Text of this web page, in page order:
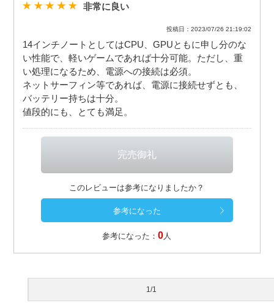
非常に良い
投稿日：2023/07/26 21:19:02
14インチノートとしてはCPU、GPUともに申し分のな
い性能で、軽いゲームであれば十分可能。ただし、重
い処理になるため、電源への接続は必須。
ネットサーフィン等であれば、電源に接続せずとも、
バッテリー持ちは十分。
値段的にも、とても満足。
このレビューは参考になりましたか？
参考になった：0人
1/1